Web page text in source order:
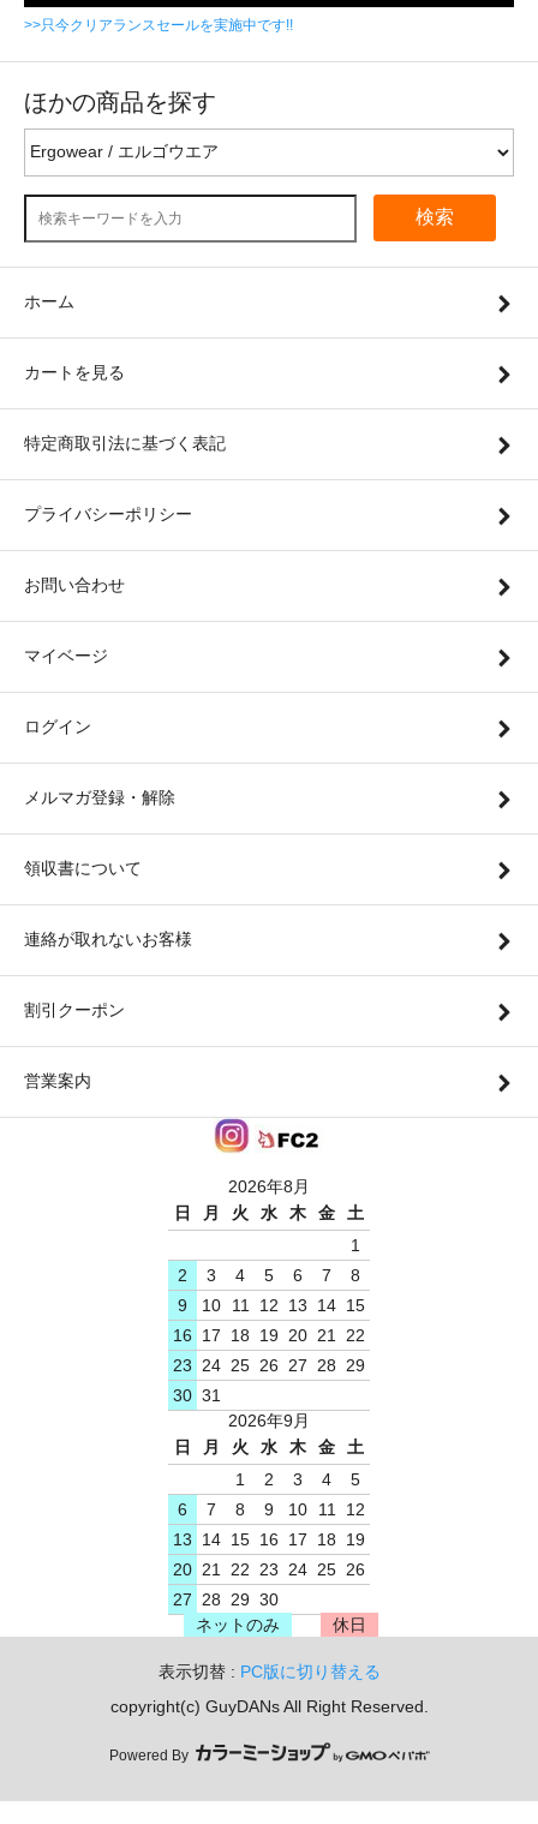
>>只今クリアランスセールを実施中です!!
ほかの商品を探す
検索
ホーム
カートを見る
特定商取引法に基づく表記
プライバシーポリシー
お問い合わせ
マイベージ
ログイン
メルマガ登録・解除
領収書について
連絡が取れないお客様
割引クーポン
営業案内
2026年8月
日
月 火 水 木 金
土
1
2
3 4 5 6 7
8
9
10 11 12 13 14 15
16
17 18 19 20 21 22
23 24 25 26 27 28 29
30 31
2026年9月
日
月 火 水 木 金
土
1
2 3 4
5
6
7 8 9 10 11 12
13
14 15 16 17 18
19
20 21 22 23 24 25 26
27 28 29 30
ネットのみ
休日
表示切替 : PC版に切り替える
copyright(c) GuyDANs All Right Reserved.
Powered By